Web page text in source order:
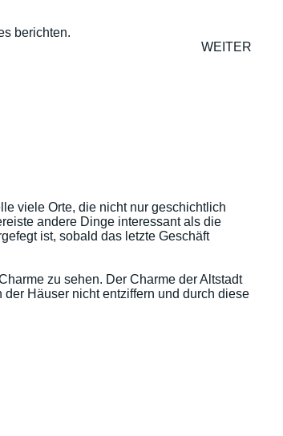
berichten.
WEITER
viele Orte, die nicht nur geschichtlich
andere Dinge interessant als die
ist, sobald das letzte Geschäft
zu sehen. Der Charme der Altstadt
Häuser nicht entziffern und durch diese